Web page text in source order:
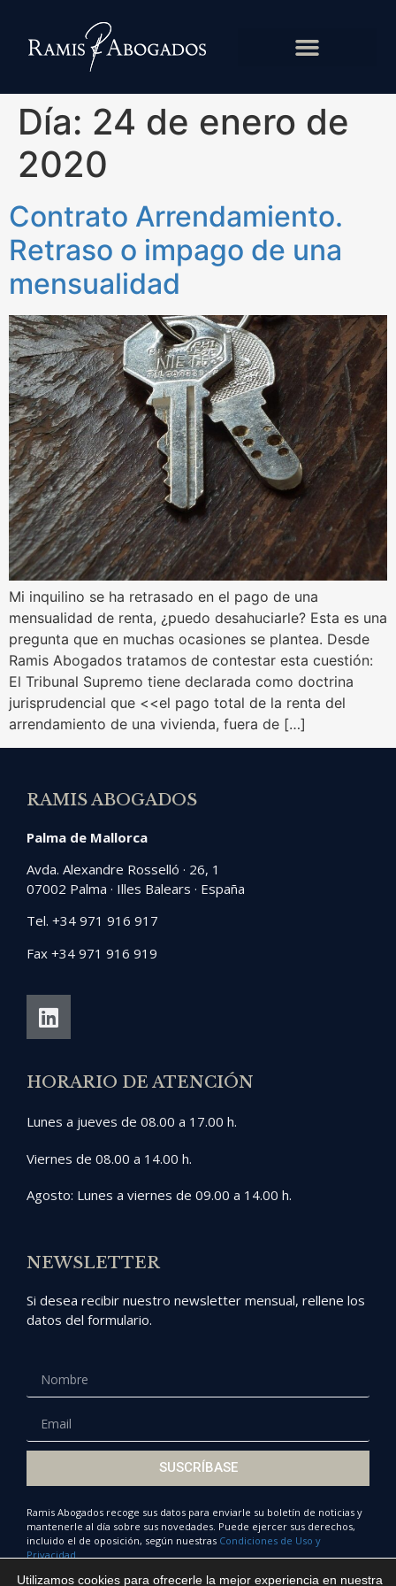
Día: 24 de enero de
2020
Contrato Arrendamiento.
Retraso o impago de una
mensualidad
Mi inquilino se ha retrasado en el pago de una
mensualidad de renta, ¿puedo desahuciarle? Esta es una
pregunta que en muchas ocasiones se plantea. Desde
Ramis Abogados tratamos de contestar esta cuestión:
El Tribunal Supremo tiene declarada como doctrina
jurisprudencial que <<el pago total de la renta del
arrendamiento de una vivienda, fuera de […]
RAMIS ABOGADOS
Palma de Mallorca
Avda. Alexandre Rosselló · 26, 1
07002 Palma · Illes Balears · España
Tel. +34 971 916 917
Fax +34 971 916 919
HORARIO DE ATENCIÓN
Lunes a jueves de 08.00 a 17.00 h.
Viernes de 08.00 a 14.00 h.
Agosto: Lunes a viernes de 09.00 a 14.00 h.
NEWSLETTER
Si desea recibir nuestro newsletter mensual, rellene los
datos del formulario.
SUSCRÍBASE
Ramis Abogados recoge sus datos para enviarle su boletín de noticias y
mantenerle al día sobre sus novedades. Puede ejercer sus derechos,
incluido el de oposición, según nuestras Condiciones de Uso y
Privacidad.
Utilizamos cookies para ofrecerle la mejor experiencia en nuestra